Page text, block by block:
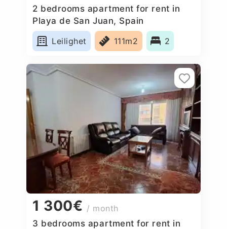
2 bedrooms apartment for rent in
Playa de San Juan, Spain
Leilighet
111m2 2
1 300€ / month
3 bedrooms apartment for rent in